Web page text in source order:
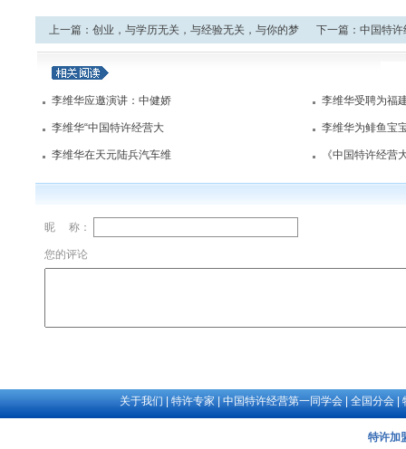
上一篇： 创业，与学历无关，与经验无关，与你的梦 下一篇： 中国特
李维华应邀演讲：中健娇 李维华受聘为福
李维华“中国特许经营大 李维华为鲱鱼宝
李维华在天元陆兵汽车维 《中国特许经营
昵 称：
您的评论
关于我们 特许专家 中国特许经营第一同学会| 全国分会|
特许加